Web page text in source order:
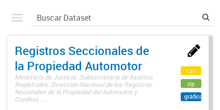
Registros Seccionales de
la Propiedad Automotor
Ministerio de Justicia. Subsecretaría de Asuntos
Registrales. Dirección Nacional de los Registros
Nacionales de la Propiedad del Automotor y
Créditos ...
csv
zip
gráfico